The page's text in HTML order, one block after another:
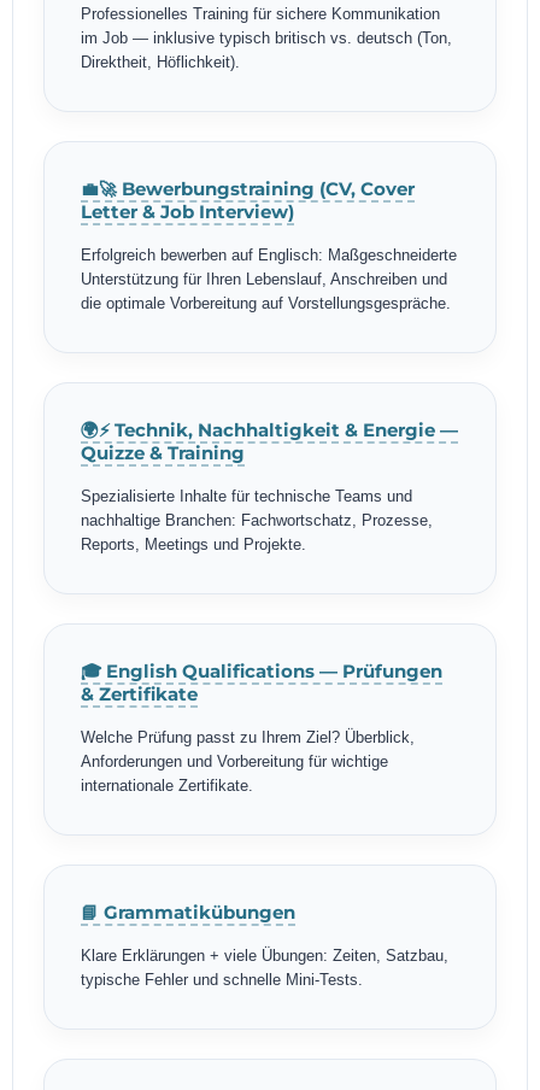
Professionelles Training für sichere Kommunikation
im Job — inklusive typisch britisch vs. deutsch (Ton,
Direktheit, Höflichkeit).
💼🚀 Bewerbungstraining (CV, Cover
Letter & Job Interview)
Erfolgreich bewerben auf Englisch: Maßgeschneiderte
Unterstützung für Ihren Lebenslauf, Anschreiben und
die optimale Vorbereitung auf Vorstellungsgespräche.
🌍⚡ Technik, Nachhaltigkeit & Energie —
Quizze & Training
Spezialisierte Inhalte für technische Teams und
nachhaltige Branchen: Fachwortschatz, Prozesse,
Reports, Meetings und Projekte.
🎓 English Qualifications — Prüfungen
& Zertifikate
Welche Prüfung passt zu Ihrem Ziel? Überblick,
Anforderungen und Vorbereitung für wichtige
internationale Zertifikate.
📘 Grammatikübungen
Klare Erklärungen + viele Übungen: Zeiten, Satzbau,
typische Fehler und schnelle Mini-Tests.